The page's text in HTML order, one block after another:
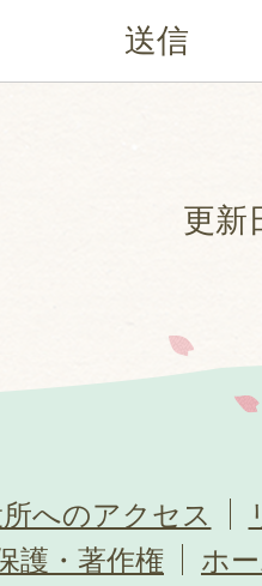
更新
へのアクセス
護・著作権
ホ